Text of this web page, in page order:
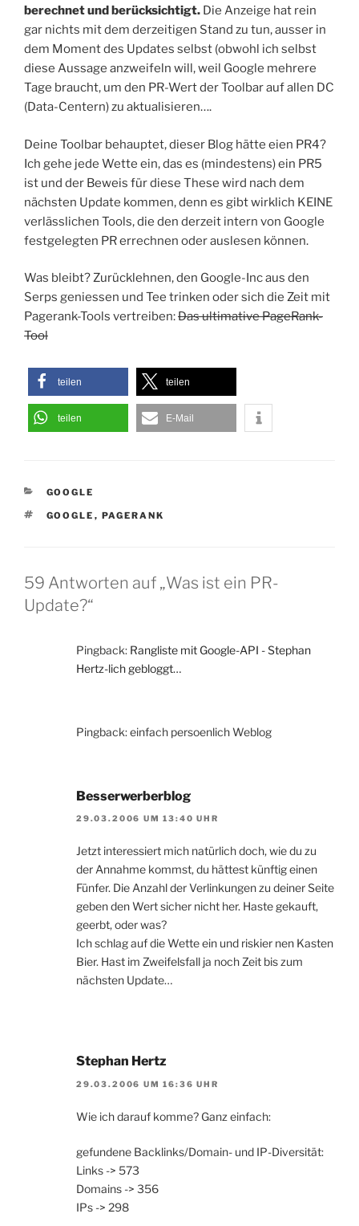
berechnet und berücksichtigt. Die Anzeige hat rein
gar nichts mit dem derzeitigen Stand zu tun, ausser in
dem Moment des Updates selbst (obwohl ich selbst
diese Aussage anzweifeln will, weil Google mehrere
Tage braucht, um den PR-Wert der Toolbar auf allen DC
(Data-Centern) zu aktualisieren….
Deine Toolbar behauptet, dieser Blog hätte eien PR4?
Ich gehe jede Wette ein, das es (mindestens) ein PR5
ist und der Beweis für diese These wird nach dem
nächsten Update kommen, denn es gibt wirklich KEINE
verlässlichen Tools, die den derzeit intern von Google
festgelegten PR errechnen oder auslesen können.
Was bleibt? Zurücklehnen, den Google-Inc aus den
Serps geniessen und Tee trinken oder sich die Zeit mit
Pagerank-Tools vertreiben:Das ultimative PageRank-
Tool
teilen teilen
teilen E-Mail
KATEGORIEN
GOOGLE
SCHLAGWÖRTER
GOOGLE , PAGERANK
59 Antworten auf „Was ist ein PR-
Update?“
Pingback: Rangliste mit Google-API - Stephan
Hertz-lich gebloggt…
Pingback: einfach persoenlich Weblog
Besserwerberblog
29.03.2006 UM 13:40 UHR
Jetzt interessiert mich natürlich doch, wie du zu
der Annahme kommst, du hättest künftig einen
Fünfer. Die Anzahl der Verlinkungen zu deiner Seite
geben den Wert sicher nicht her. Haste gekauft,
geerbt, oder was?
Ich schlag auf die Wette ein und riskier nen Kasten
Bier. Hast im Zweifelsfall ja noch Zeit bis zum
nächsten Update…
Stephan Hertz
29.03.2006 UM 16:36 UHR
Wie ich darauf komme? Ganz einfach:
gefundene Backlinks/Domain- und IP-Diversität:
Links -> 573
Domains -> 356
IPs -> 298